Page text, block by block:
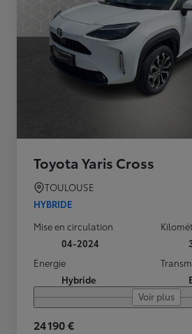
Toyota Yaris Cross
TOULOUSE
HYBRIDE
Mise en circulation
04-2024
Energie
Hybride
Voir plus
24 190 €